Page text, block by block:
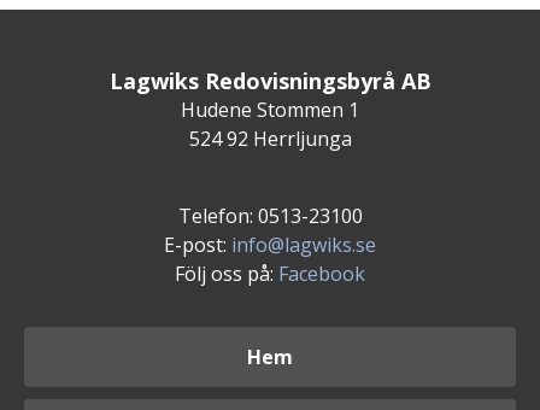
Lagwiks Redovisningsbyrå AB
Hudene Stommen 1
524 92 Herrljunga
Telefon: 0513-23100
E-post: info@lagwiks.se
Följ oss på: Facebook
Hem